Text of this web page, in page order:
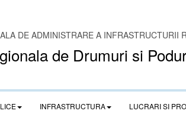
DE ADMINISTRARE A INFRASTRUCTURII
de Drumuri si
INFRASTRUCTURA LUCRARI SI